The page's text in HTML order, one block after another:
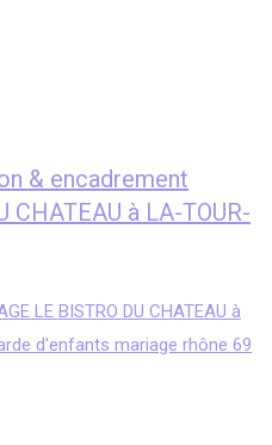
& encadrement
CHATEAU à LA-TOUR-
LE BISTRO DU CHATEAU à
d'enfants mariage rhône 69